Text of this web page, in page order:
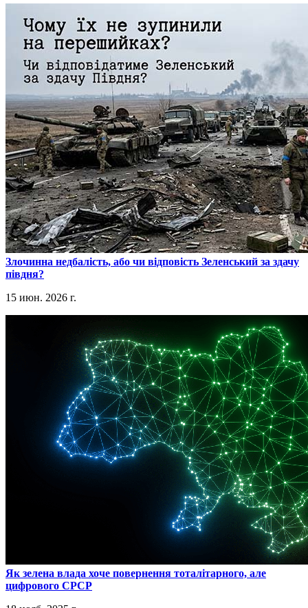
​Злочинна недбалість, або чи відповість Зеленський за здачу
півдня?
15 июн. 2026 г.
​Як зелена влада хоче повернення тоталітарного, але
цифрового СРСР